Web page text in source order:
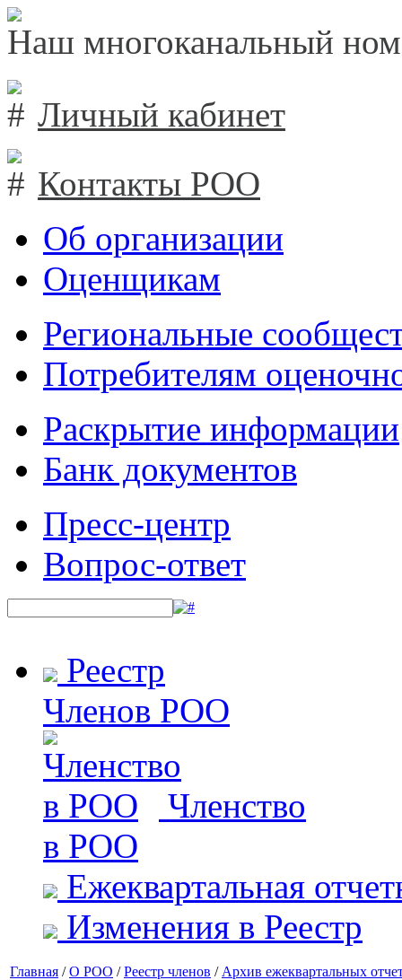
Наш многоканальный
Личный кабинет
Контакты РОО
Об организации
Оценщикам
Региональные
Потребителям
Раскрытие информации
Банк документов
Пресс-центр
Вопрос-ответ
Реестр
Членов РОО
Членство
в РОО
Ежеквартальная
Изменения в Реестр
Главная /О РОО /Реестр членов / Архив ежеквартальных